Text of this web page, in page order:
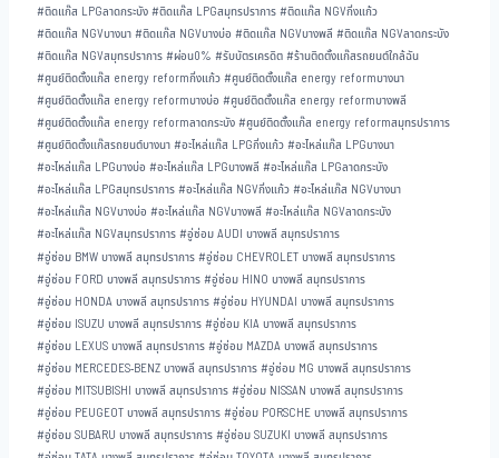
#ติดแก๊ส LPGลาดกระบัง#ติดแก๊ส LPGสมุทรปราการ#ติดแก๊ส NGVกิ่งแก้ว
#ติดแก๊ส NGVบางนา#ติดแก๊ส NGVบางบ่อ #ติดแก๊ส NGVบางพลี #ติดแก๊ส NGVลาดกระบัง
#ติดแก๊ส NGVสมุทรปราการ#ผ่อน0% #รับบัตรเครดิต#ร้านติดตั้งแก๊สรถยนต์ใกล้ฉัน
#ศูนย์ติดตั้งแก๊ส energy reformกิ่งแก้ว#ศูนย์ติดตั้งแก๊ส energy reformบางนา
#ศูนย์ติดตั้งแก๊ส energy reformบางบ่อ #ศูนย์ติดตั้งแก๊ส energy reformบางพลี
#ศูนย์ติดตั้งแก๊ส energy reformลาดกระบัง#ศูนย์ติดตั้งแก๊ส energy reformสมุทรปราการ
#ศูนย์ติดตั้งแก๊สรถยนต์บางนา#อะไหล่แก๊ส LPGกิ่งแก้ว#อะไหล่แก๊ส LPGบางนา
#อะไหล่แก๊ส LPGบางบ่อ #อะไหล่แก๊ส LPGบางพลี #อะไหล่แก๊ส LPGลาดกระบัง
#อะไหล่แก๊ส LPGสมุทรปราการ#อะไหล่แก๊ส NGVกิ่งแก้ว#อะไหล่แก๊ส NGVบางนา
#อะไหล่แก๊ส NGVบางบ่อ #อะไหล่แก๊ส NGVบางพลี #อะไหล่แก๊ส NGVลาดกระบัง
#อะไหล่แก๊ส NGVสมุทรปราการ#อู่ซ่อม AUDI บางพลี สมุทรปราการ
#อู่ซ่อม BMW บางพลี สมุทรปราการ#อู่ซ่อม CHEVROLET บางพลี สมุทรปราการ
#อู่ซ่อม FORD บางพลี สมุทรปราการ#อู่ซ่อม HINO บางพลี สมุทรปราการ
#อู่ซ่อม HONDA บางพลี สมุทรปราการ#อู่ซ่อม HYUNDAI บางพลี สมุทรปราการ
#อู่ซ่อม ISUZU บางพลี สมุทรปราการ#อู่ซ่อม KIA บางพลี สมุทรปราการ
#อู่ซ่อม LEXUS บางพลี สมุทรปราการ#อู่ซ่อม MAZDA บางพลี สมุทรปราการ
#อู่ซ่อม MERCEDES-BENZ บางพลี สมุทรปราการ#อู่ซ่อม MG บางพลี สมุทรปราการ
#อู่ซ่อม MITSUBISHI บางพลี สมุทรปราการ#อู่ซ่อม NISSAN บางพลี สมุทรปราการ
#อู่ซ่อม PEUGEOT บางพลี สมุทรปราการ#อู่ซ่อม PORSCHE บางพลี สมุทรปราการ
#อู่ซ่อม SUBARU บางพลี สมุทรปราการ#อู่ซ่อม SUZUKI บางพลี สมุทรปราการ